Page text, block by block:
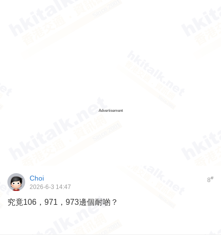
Advertisement
8#
Choi
2026-6-3 14:47
究竟106，971，973邊個耐啲？